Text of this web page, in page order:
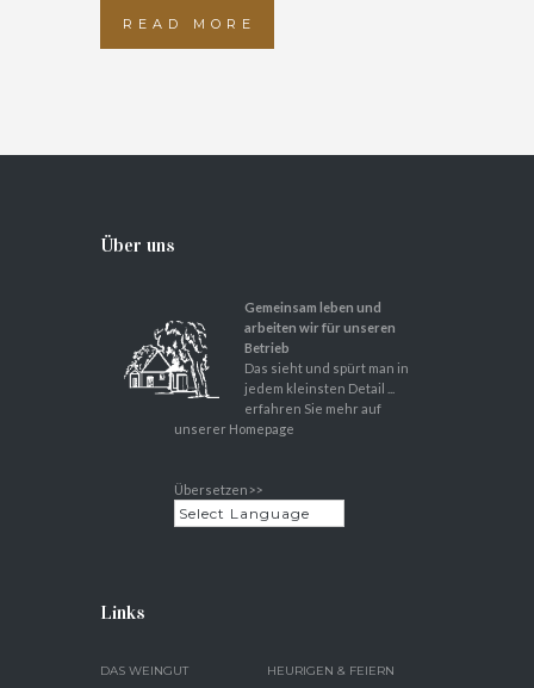
READ MORE
Über uns
Gemeinsam leben und
arbeiten wir für unseren
Betrieb
Das sieht und spürt man in
jedem kleinsten Detail ...
erfahren Sie mehr auf
unserer Homepage
Übersetzen>>
Links
DAS WEINGUT
HEURIGEN & FEIERN